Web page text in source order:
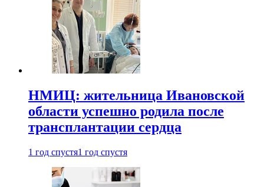
НМИЦ: жительница Ивановской
области успешно родила после
трансплантации сердца
1 год спустя1 год спустя